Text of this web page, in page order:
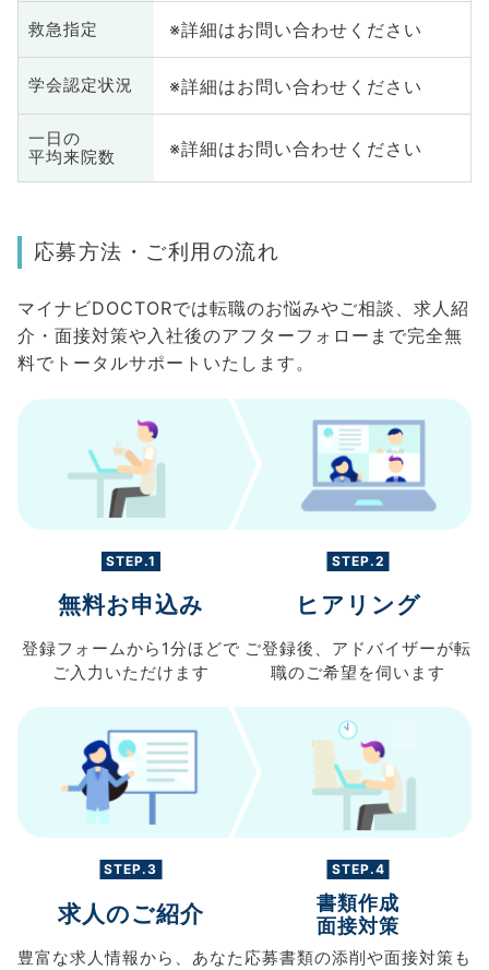
救急指定 ※詳細はお問い合わせください
学会認定状況 ※詳細はお問い合わせください
一日の
平均来院数
※詳細はお問い合わせください
応募方法・ご利用の流れ
マイナビDOCTORでは転職のお悩みやご相談、求人紹
介・面接対策や入社後のアフターフォローまで完全無
料でトータルサポートいたします。
STEP.1
無料お申込み
登録フォームから 1分ほどで
ご入力 いただけます
STEP.2
ヒアリング
ご登録後、 アドバイザーが転
職のご希望を伺います
STEP.3
求人のご紹介
豊富な求人情報から、 あなた
STEP.4
書類作成
面接対策
応募書類の添削や面接対策も